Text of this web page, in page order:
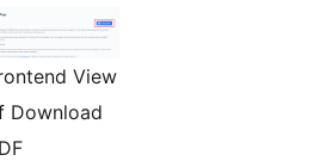
View
Download